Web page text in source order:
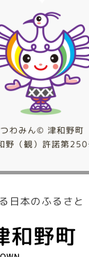
日本のふるさと